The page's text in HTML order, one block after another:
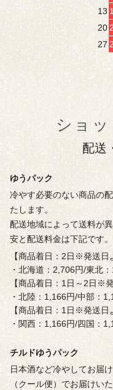
13
20
27
ショ
配送
ゆうパック
冷やす必要のない商品の
たします。
配送地域によって送料が
安と配送料金は下記です。
【商品着日：2日※発送日
・北海道：2,706円/東北
【商品着日：1日～2日※
・北陸：1,166円/中部：
【商品着日：1日※発送日
・関西：1,166円/四国：
チルドゆうパック
日本酒など冷やしてお届
（クール便）でお届けいた